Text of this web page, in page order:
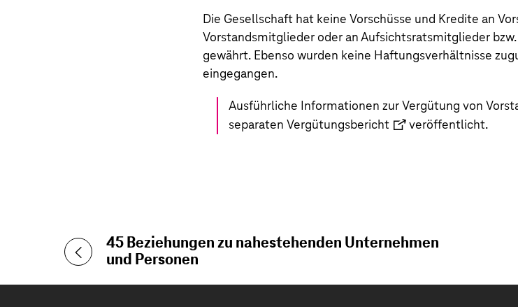
Die Gesellschaft hat keine Vorschüsse und Kredite an
Vorstandsmitglieder oder an Aufsichtsratsmitglieder
gewährt. Ebenso wurden keine Haftungsverhältnisse
eingegangen.
Ausführliche Informationen zur Vergütung von
separaten Vergütungsbericht veröffentlicht.
45 Beziehungen zu nahestehenden Unternehmen
und Personen